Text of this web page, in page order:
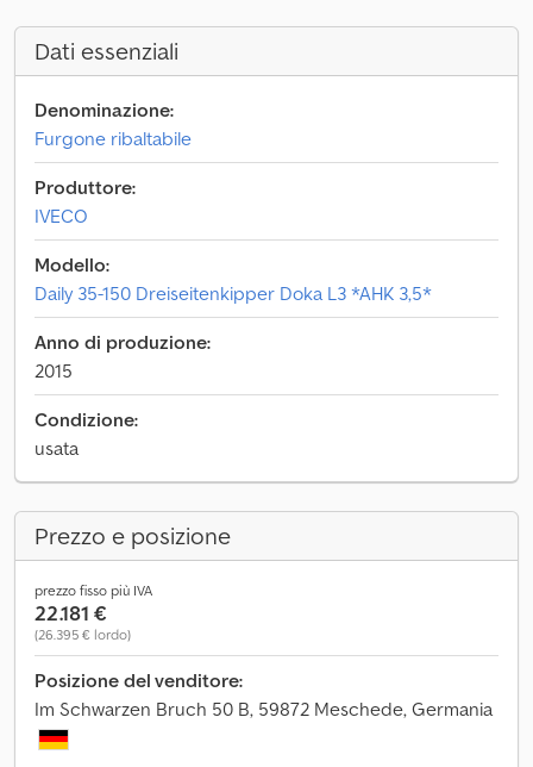
Dati essenziali
Denominazione:
Furgone ribaltabile
Produttore:
IVECO
Modello:
Daily 35-150 Dreiseitenkipper Doka L3 *AHK 3,5*
Anno di produzione:
2015
Condizione:
usata
Prezzo e posizione
prezzo fisso più IVA
22.181 €
(26.395 € lordo)
Posizione del venditore:
Im Schwarzen Bruch 50 B, 59872 Meschede, Germania